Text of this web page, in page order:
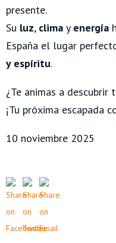
presente.
Su luz, clima y energía
España el lugar
y espíritu.
¿Te animas a
¡Tu próxima escapada
10 noviembre 2025